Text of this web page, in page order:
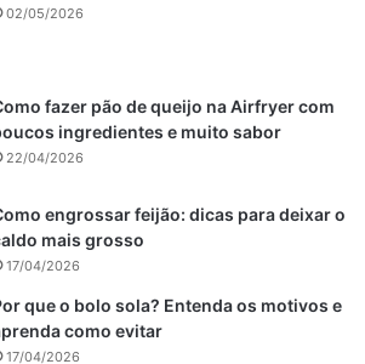
sovando até soltar das mãos.
fácil de fazer
4 queijos
batatas
02/05/2026
fazer pão de queijo na Airfryer com
ingredientes e muito sabor
22/04/2026
engrossar feijão: dicas para deixar o
mais grosso
17/04/2026
que o bolo sola? Entenda os motivos e
como evitar
17/04/2026